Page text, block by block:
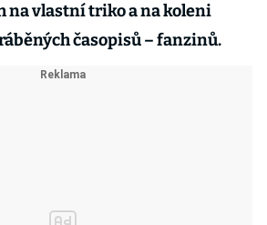
na vlastní triko a na koleni
časopisů – fanzinů.